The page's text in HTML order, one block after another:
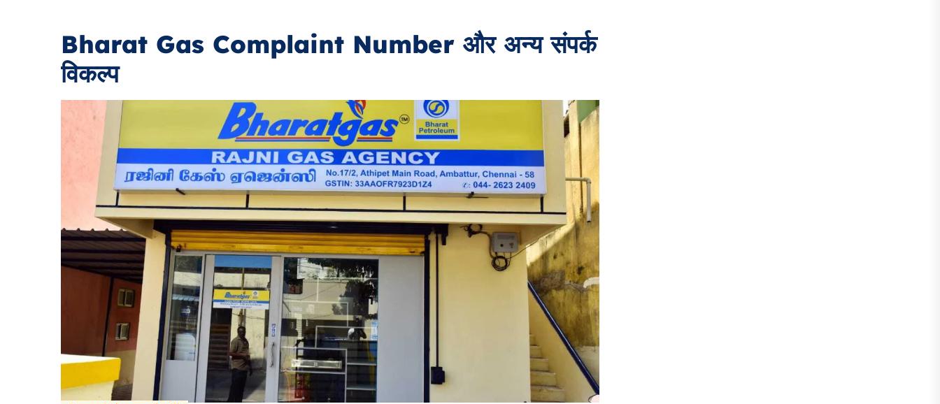
Bharat Gas Complaint Number और अन्य संपर्क
विकल्प